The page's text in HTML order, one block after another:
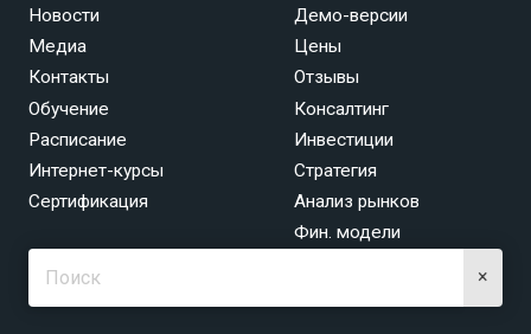
Новости
Медиа
Контакты
Демо-версии
Цены
Отзывы
Обучение
Расписание
Интернет-курсы
Сертификация
Консалтинг
Инвестиции
Стратегия
Анализ рынков
Фин. модели
×